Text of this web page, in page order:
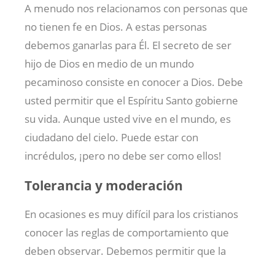
A menudo nos relacionamos con personas que
no tienen fe en Dios. A estas personas
debemos ganarlas para Él. El secreto de ser
hijo de Dios en medio de un mundo
pecaminoso consiste en conocer a Dios. Debe
usted permitir que el Espíritu Santo gobierne
su vida. Aunque usted vive en el mundo, es
ciudadano del cielo. Puede estar con
incrédulos, ¡pero no debe ser como ellos!
Tolerancia y moderación
En ocasiones es muy difícil para los cristianos
conocer las reglas de comportamiento que
deben observar. Debemos permitir que la